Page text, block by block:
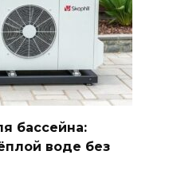
бассейна:
воде без